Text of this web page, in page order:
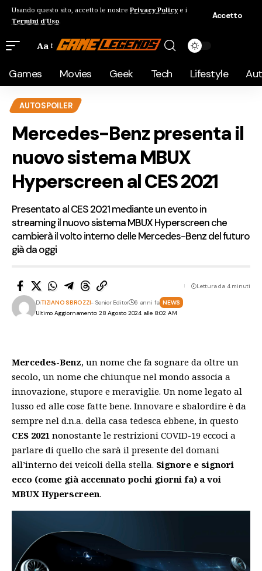
Usando questo sito, accetto le nostre Privacy Policye i
Termini d'Uso.
Accetto
Aa
Games Movies Geek Tech Lifestyle
AUTOSPOILER
Mercedes-Benz presenta il
nuovo sistema MBUX
Hyperscreen al CES 2021
Presentato al CES 2021 mediante un evento in
streaming il nuovo sistema MBUX Hyperscreen che
cambierà il volto interno delle Mercedes-Benz del futuro
già da oggi
Ultimo Aggiornamento: 28 Agosto 2024 alle 8:02 AM
DiTIZIANO SBROZZI- Senior Editor 6 anni fa NEWS
Lettura da 4 minuti
Mercedes-Benz, un nome che fa sognare da oltre un
secolo, un nome che chiunque nel mondo associa a
innovazione, stupore e meraviglie. Un nome legato al
lusso ed alle cose fatte bene. Innovare e sbalordire è da
sempre nel d.n.a. della casa tedesca ebbene, in questo
CES 2021 nonostante le restrizioni COVID-19 eccoci a
parlare di quello che sarà il presente del domani
all’interno dei veicoli della stella. Signore e signori
ecco (come già accennato pochi giorni fa) a voi
MBUX Hyperscreen.